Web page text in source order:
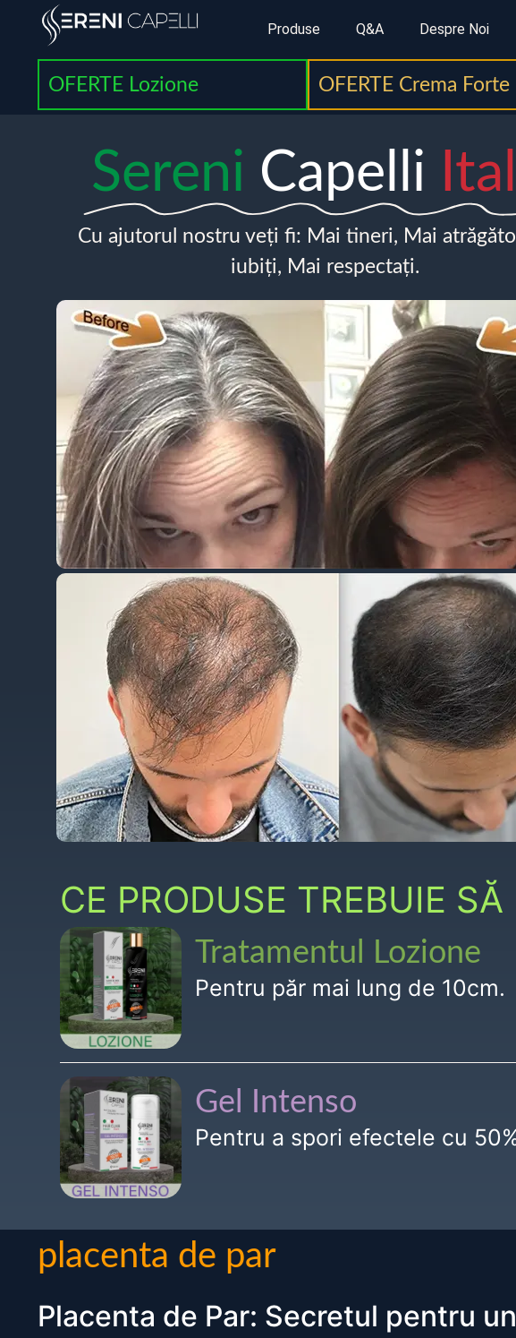
Produse Q&A Despre Noi
OFERTE Lozione OFERTE Crema Forte
Sereni Capelli
Cu ajutorul nostru veți fi: Mai tineri, Mai
iubiți, Mai respectați.
CE PRODUSE TREBUIE
Tratamentul Lozione
Pentru păr mai lung de 10cm.
Gel Intenso
Pentru a spori efectele cu
placenta de par
Placenta de Par: Secretul pentru